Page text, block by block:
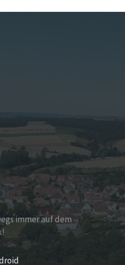
immer auf dem